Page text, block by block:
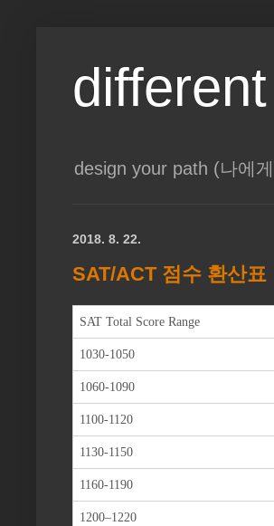
design your path (나에
2018. 8. 22.
SAT/ACT 점수 환산표
SAT Total Score Range
1030-1050
1060-1090
1100-1120
1130-1150
1160-1190
1200–1220